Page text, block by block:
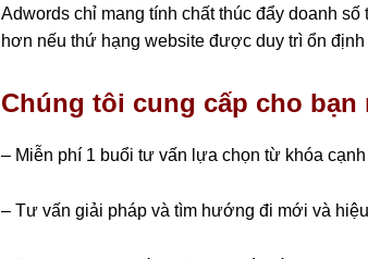
Adwords chỉ mang tính chất thúc đẩy doanh
hơn nếu thứ hạng website được duy trì ổn định
Chúng tôi cung cấp cho
– Miễn phí 1 buổi tư vấn lựa chọn từ khóa
– Tư vấn giải pháp và tìm hướng đi mới và